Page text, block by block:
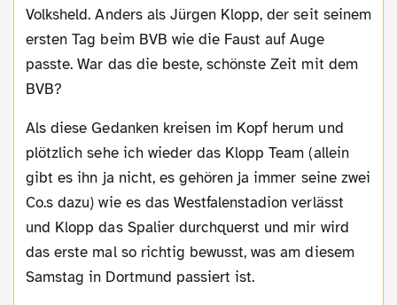
Volksheld. Anders als Jürgen Klopp, der seit seinem
ersten Tag beim BVB wie die Faust auf Auge
passte. War das die beste, schönste Zeit mit dem
BVB?
Als diese Gedanken kreisen im Kopf herum und
plötzlich sehe ich wieder das Klopp Team (allein
gibt es ihn ja nicht, es gehören ja immer seine zwei
Co.s dazu) wie es das Westfalenstadion verlässt
und Klopp das Spalier durchquerst und mir wird
das erste mal so richtig bewusst, was am diesem
Samstag in Dortmund passiert ist.